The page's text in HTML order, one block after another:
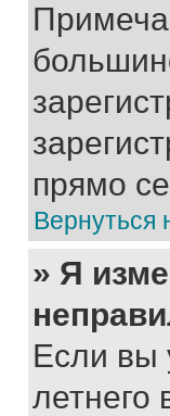
прямо
Вернуться
» Я
Если вы
летнего